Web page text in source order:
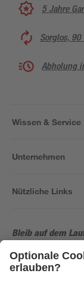
5 Jahre
Sorglos, 90
Abholung
Wissen & Service
Unternehmen
Nützliche Links
Bleib auf dem
Der toom Newsletter: